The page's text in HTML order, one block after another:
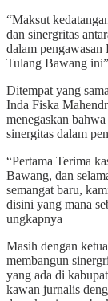
“Maksut
dan sinergritas
dalam pengawasan
Tulang Bawang
Ditempat yang
Inda Fiska
menegaskan
sinergitas dalam
“Pertama Terima
Bawang, dan
semangat baru,
disini yang mana
ungkapnya
Masih dengan
membangun
yang ada di
kawan jurnalis